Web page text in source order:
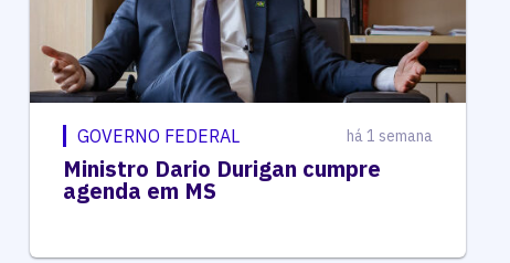
GOVERNO FEDERAL há 1 semana
Ministro Dario Durigan cumpre
agenda em MS